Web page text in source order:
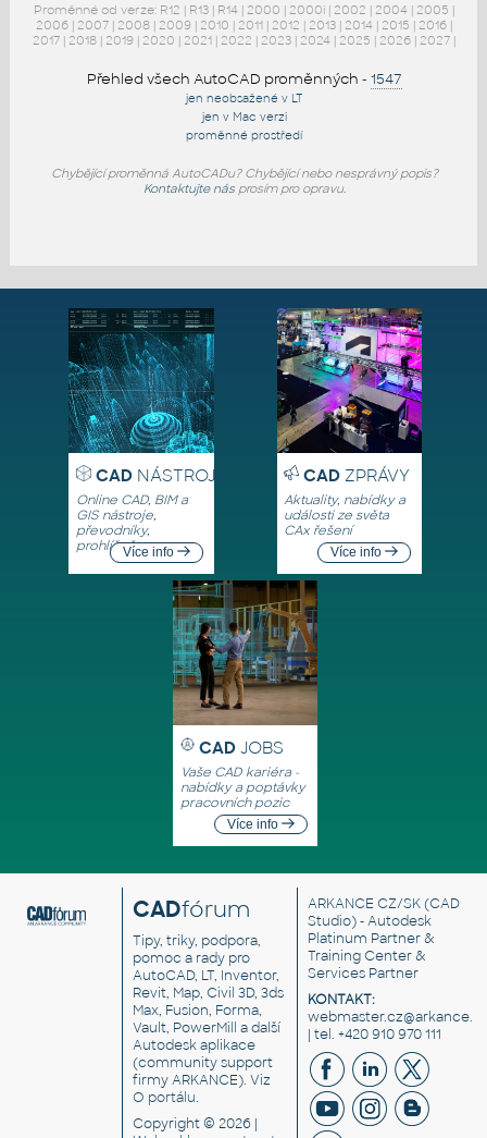
Proměnné od verze: R12 | R13 | R14 | 2000 | 2000i | 2002 | 2004 | 2005 |
2006 | 2007 | 2008 | 2009 | 2010 | 2011 | 2012 | 2013 | 2014 | 2015 | 2016 |
2017 | 2018 | 2019 | 2020 | 2021 | 2022 | 2023 | 2024 | 2025 | 2026 | 2027 |
Přehled všech AutoCAD proměnných - 1547
jen neobsažené v LT
jen v Mac verzi
proměnné prostředí
Chybějící proměnná AutoCADu? Chybějící nebo nesprávný popis?
Kontaktujte násprosím pro opravu.
CADNÁSTROJE
Online CAD, BIM a
GIS nástroje,
převodníky,
prohlížečeVíce info
CADZPRÁVY
Aktuality, nabídky a
události ze světa
CAx řešení
Více info
CAD JOBS
Vaše CAD kariéra -
nabídky a poptávky
pracovních pozic
Více info
CADfórum
Tipy, triky, podpora,
pomoc a rady pro
AutoCAD, LT, Inventor,
Revit, Map, Civil 3D, 3ds
Max, Fusion, Forma,
Vault, PowerMill a další
Autodesk aplikace
(community support
firmy ARKANCE). Viz
O portálu.
Copyright © 2026 |
ARKANCE CZ/SK(CAD
Studio) - Autodesk
Platinum Partner &
Training Center &
Services Partner
KONTAKT:
| tel. +420 910 970 111